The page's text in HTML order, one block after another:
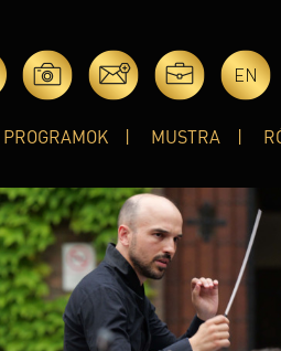
EN
PROGRAMOK MUSTRA